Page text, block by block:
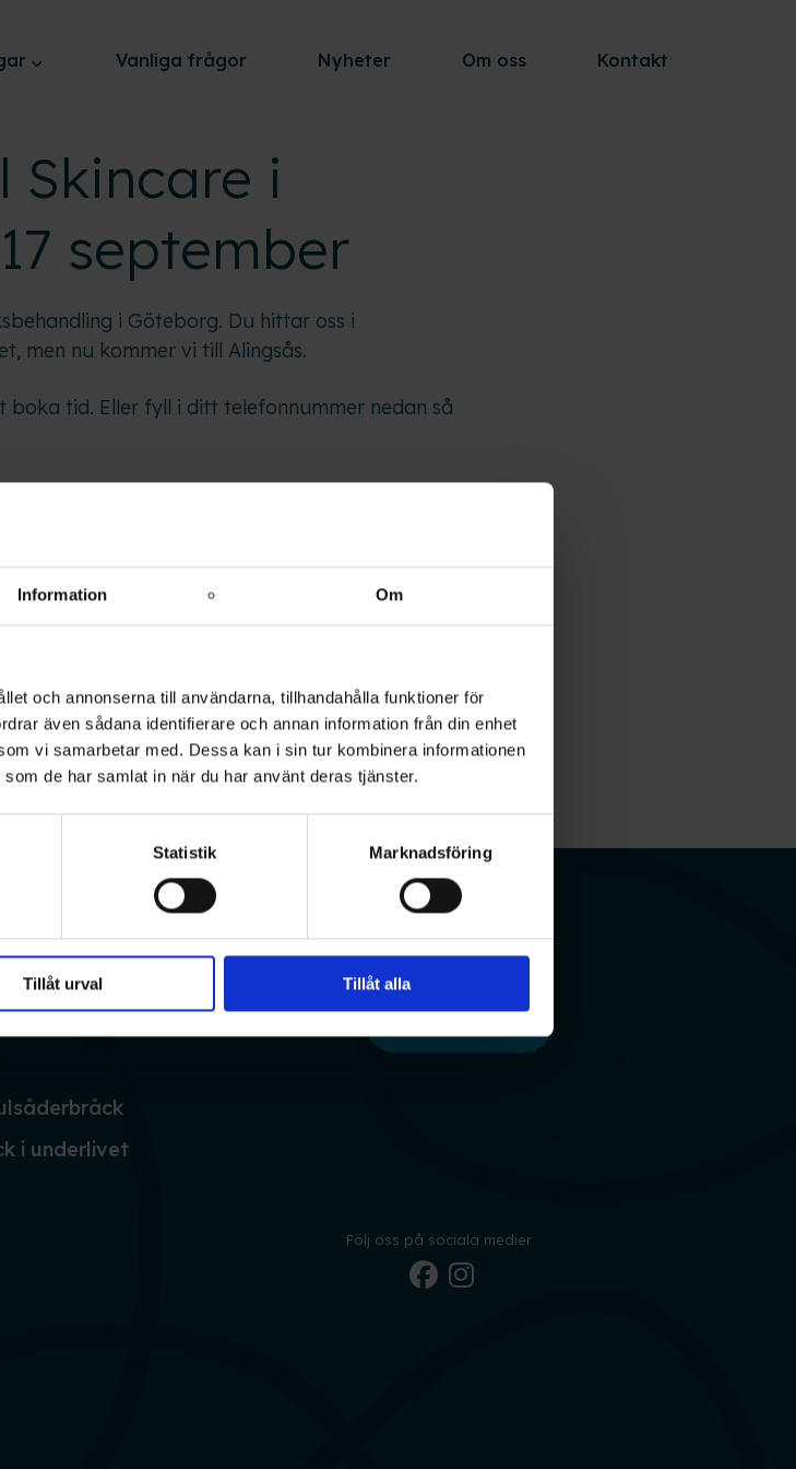
Information Om
och annonserna till användarna, tillhandahålla funktioner för
även sådana identifierare och annan information från din enhet
vi samarbetar med. Dessa kan i sin tur kombinera informationen
de har samlat in när du har använt deras tjänster.
Statistik Marknadsföring
Tillåt urval Tillåt alla
Vanliga frågor Nyheter Om oss Kontakt
Skincare i
september
i Göteborg. Du hittar oss i
men nu kommer vi till Alingsås.
boka tid. Eller fyll i ditt telefonnummer nedan så
.
i underlivet
Följ oss på sociala medier